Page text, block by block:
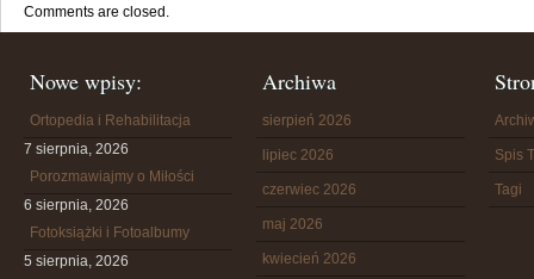
Comments are closed.
Nowe wpisy:
Ortopedia i Rehabilitacja
7 sierpnia, 2026
Porozmawiajmy o Miłości
6 sierpnia, 2026
Fotoksiążki i Fotoalbumy
5 sierpnia, 2026
Archiwa
sierpień 2026
lipiec 2026
czerwiec 2026
maj 2026
kwiecień 2026
Spis
Tagi